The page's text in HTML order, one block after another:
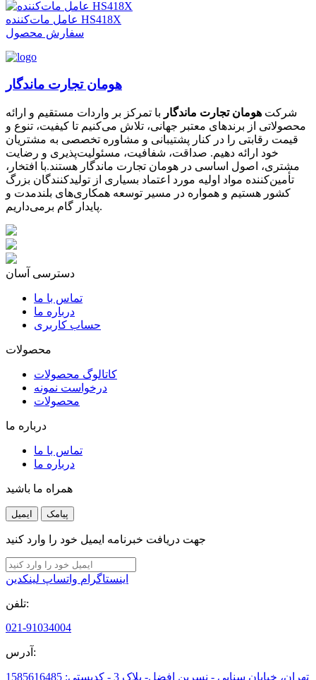
عامل مات‌کننده HS418X
سفارش محصول
هومان تجارت ماندگار
شرکت هومان تجارت ماندگار با تمرکز بر واردات مستقیم و ارائه
محصولاتی از برندهای معتبر جهانی، تلاش می‌کنیم تا کیفیت، تنوع و
قیمت رقابتی را در کنار پشتیبانی و مشاوره تخصصی به مشتریان
خود ارائه دهیم. صداقت، شفافیت، مسئولیت‌پذیری و رضایت
مشتری، اصول اساسی در هومان تجارت ماندگار هستند.با افتخار،
تأمین‌کننده مواد اولیه مورد اعتماد بسیاری از تولیدکنندگان بزرگ
کشور هستیم و همواره در مسیر توسعه همکاری‌های بلندمدت و
پایدار گام برمی‌داریم.
دسترسی آسان
تماس با ما
درباره ما
حساب کاربری
محصولات
کاتالوگ محصولات
درخواست نمونه
محصولات
درباره ما
تماس با ما
درباره ما
همراه ما باشید
ایمیل پیامک
جهت دریافت خبرنامه ایمیل خود را وارد کنید
اینستاگرام واتساپ لینکدین
تلفن:
021-91034004
آدرس:
تهران، خیابان سنایی - نسرین افضل- پلاک 3 - کدپستی: 1585616485